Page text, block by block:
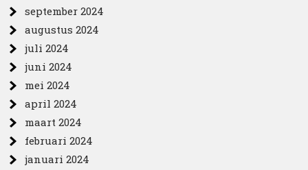
september 2024
augustus 2024
juli 2024
juni 2024
mei 2024
april 2024
maart 2024
februari 2024
januari 2024